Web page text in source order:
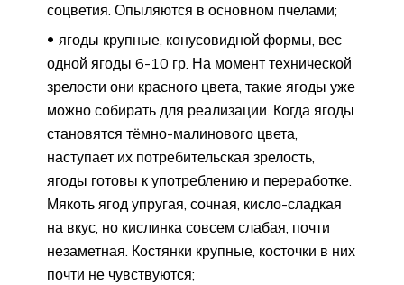
соцветия. Опыляются в основном пчелами;
ягоды крупные, конусовидной формы, вес
одной ягоды 6-10 гр. На момент технической
зрелости они красного цвета, такие ягоды уже
можно собирать для реализации. Когда ягоды
становятся тёмно-малинового цвета,
наступает их потребительская зрелость,
ягоды готовы к употреблению и переработке.
Мякоть ягод упругая, сочная, кисло-сладкая
на вкус, но кислинка совсем слабая, почти
незаметная. Костянки крупные, косточки в них
почти не чувствуются;